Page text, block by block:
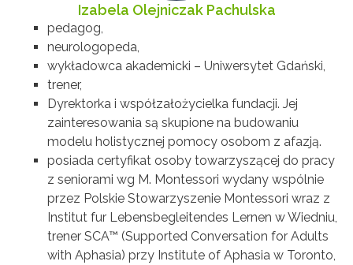
Izabela Olejniczak Pachulska
pedagog,
neurologopeda,
wykładowca akademicki – Uniwersytet Gdański,
trener,
Dyrektorka i współzałożycielka fundacji. Jej
zainteresowania są skupione na budowaniu
modelu holistycznej pomocy osobom z afazją.
posiada certyfikat osoby towarzyszącej do pracy
z seniorami wg M. Montessori wydany wspólnie
przez Polskie Stowarzyszenie Montessori wraz z
Institut fur Lebensbegleitendes Lernen w Wiedniu,
trener SCA™ (Supported Conversation for Adults
with Aphasia) przy Institute of Aphasia w Toronto,